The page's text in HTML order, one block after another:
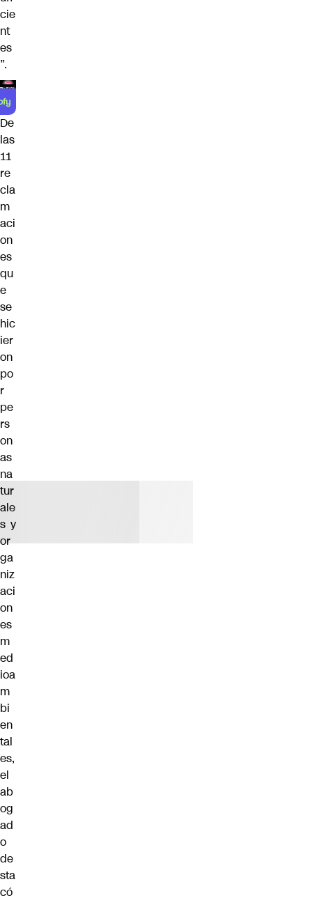
cie
nt
es
”.
De
las
11
re
cla
m
aci
on
es
qu
e
se
hic
ier
on
po
r
pe
rs
on
as
na
tur
ale
s y
or
ga
niz
aci
on
es
m
ed
ioa
m
bi
en
tal
es,
el
ab
og
ad
o
de
sta
có